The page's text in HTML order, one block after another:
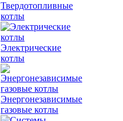
Твердотопливные
котлы
Электрические
котлы
Энергонезависимые
газовые котлы